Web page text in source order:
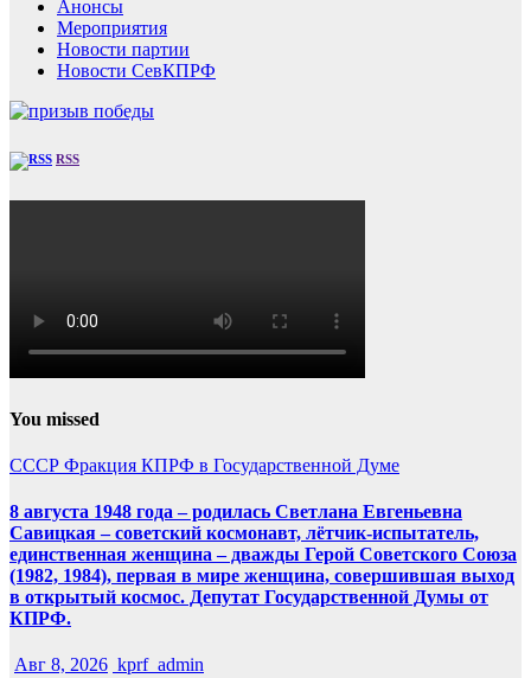
Анонсы
Мероприятия
Новости партии
Новости СевКПРФ
RSS
You missed
СССР Фракция КПРФ в Государственной Думе
8 августа 1948 года – родилась Светлана Евгеньевна
Савицкая – советский космонавт, лётчик-испытатель,
единственная женщина – дважды Герой Советского Союза
(1982, 1984), первая в мире женщина, совершившая выход
в открытый космос. Депутат Государственной Думы от
КПРФ.
Авг 8, 2026 kprf_admin